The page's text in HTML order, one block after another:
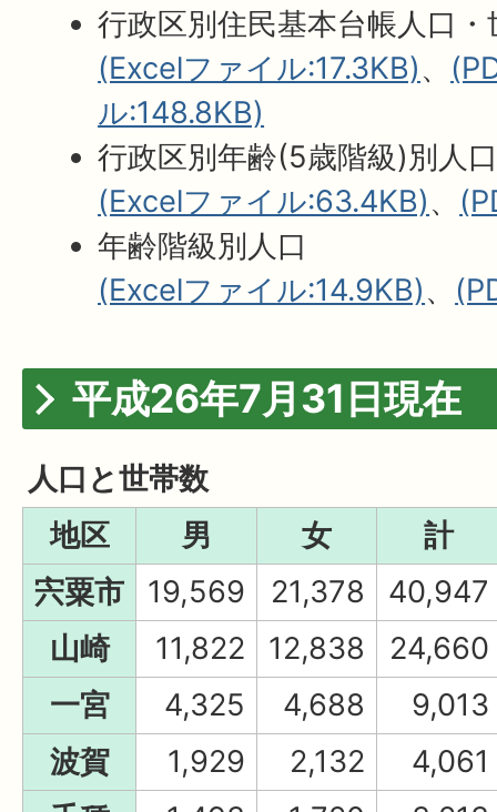
行政区別住民基本台帳人口・
(Excelファイル:17.3KB)、
ル:148.8KB)
行政区別年齢(5歳階級)別人
(Excelファイル:63.4KB)、
年齢階級別人口
(Excelファイル:14.9KB)、
平成26年7月31日現在
人口と世帯数
地区
男 女
計
宍粟市
19,569 21,378
40,947
山崎
11,822 12,838
24,660
一宮
4,325 4,688
9,013
波賀
1,929 2,132
4,061